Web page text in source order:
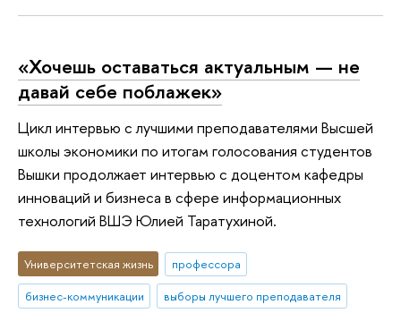
«Хочешь оставаться актуальным — не
давай себе поблажек»
Цикл интервью с лучшими преподавателями Высшей
школы экономики по итогам голосования студентов
Вышки продолжает интервью с доцентом кафедры
инноваций и бизнеса в сфере информационных
технологий ВШЭ Юлией Таратухиной.
Университетская жизнь
профессора
бизнес-коммуникации
выборы лучшего преподавателя